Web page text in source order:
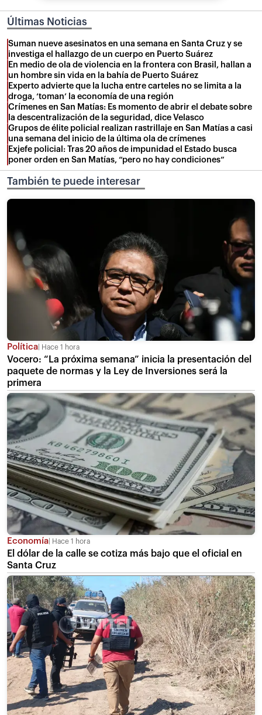
Últimas Noticias
Suman nueve asesinatos en una semana en Santa Cruz y se
investiga el hallazgo de un cuerpo en Puerto Suárez
En medio de ola de violencia en la frontera con Brasil, hallan a
un hombre sin vida en la bahía de Puerto Suárez
Experto advierte que la lucha entre carteles no se limita a la
droga, ‘toman’ la economía de una región
Crímenes en San Matías: Es momento de abrir el debate sobre
la descentralización de la seguridad, dice Velasco
Grupos de élite policial realizan rastrillaje en San Matías a casi
una semana del inicio de la última ola de crímenes
Exjefe policial: Tras 20 años de impunidad el Estado busca
poner orden en San Matías, “pero no hay condiciones”
También te puede interesar
Política Hace 1 hora
Vocero: “La próxima semana” inicia la presentación del
paquete de normas y la Ley de Inversiones será la
primera
Economía Hace 1 hora
El dólar de la calle se cotiza más bajo que el oficial en
Santa Cruz